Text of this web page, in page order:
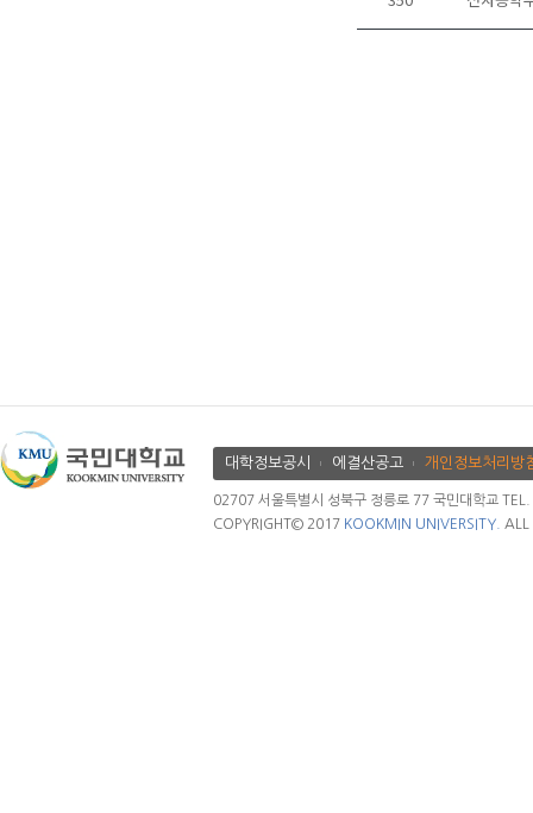
대학정보공시 에결산공고 개인정보처리방
02707 서울특별시 성북구 정릉로 77 국민대학교
COPYRIGHT© 2017 KOOKMIN UNIVERSITY. ALL